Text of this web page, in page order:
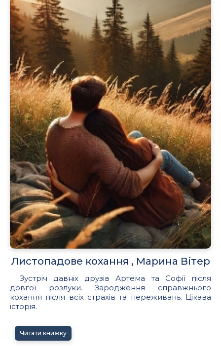
Листопадове кохання , Марина Вітер
Зустріч давніх друзів Артема та Софії після
довгої розлуки. Зародження справжнього
кохання після всіх страхів та переживань. Цікава
історія.
Читати книжку